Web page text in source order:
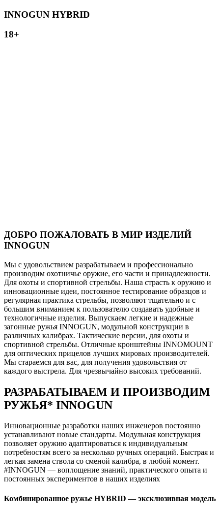
INNOGUN HYBRID
18+
ДОБРО ПОЖАЛОВАТЬ В МИР ИЗДЕЛИЙ
INNOGUN
Мы с удовольствием разрабатываем и профессионально
производим охотничье оружие, его части и принадлежности.
Для охоты и спортивной стрельбы. Наша страсть к оружию и
инновационные идеи, постоянное тестирование образцов и
регулярная практика стрельбы, позволяют тщательно и с
большим вниманием к пользователю создавать удобные и
технологичные изделия. Выпускаем легкие и надежные
загонные ружья INNOGUN, модульной конструкции в
различных калибрах. Тактические версии, для охоты и
спортивной стрельбы. Отличные кронштейны INNOMOUNT
для оптических прицелов лучших мировых производителей.
Мы стараемся для вас, для получения удовольствия от
каждого выстрела. Для чрезвычайно высоких требований.
РАЗРАБАТЫВАЕМ И ПРОИЗВОДИМ
РУЖЬЯ* INNOGUN
Инновационные разработки наших инженеров постоянно
устанавливают новые стандарты. Модульная конструкция
позволяет оружию адаптироваться к индивидуальным
потребностям всего за несколько ручных операций. Быстрая и
легкая замена ствола со сменой калибра, в любой момент.
#INNOGUN — воплощение знаний, практического опыта и
постоянных экспериментов в наших изделиях
Комбинированное ружье HYBRID — эксклюзивная модель